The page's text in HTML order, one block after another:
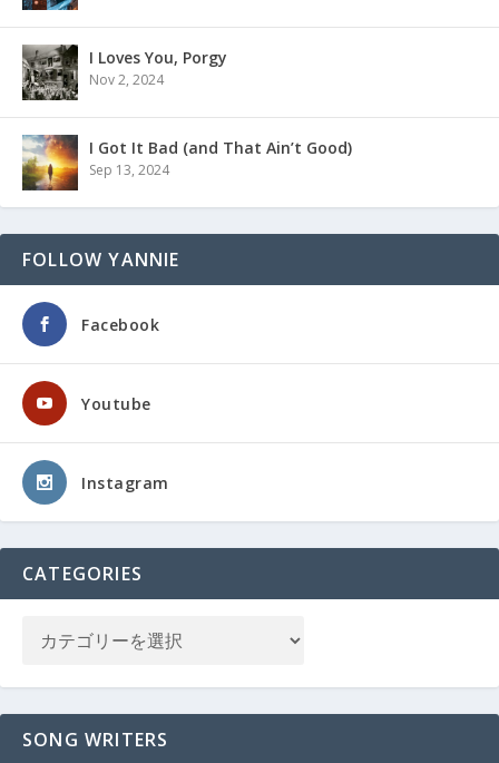
I Loves You, Porgy
Nov 2, 2024
I Got It Bad (and That Ain’t Good)
Sep 13, 2024
FOLLOW YANNIE
Facebook
Youtube
Instagram
CATEGORIES
SONG WRITERS